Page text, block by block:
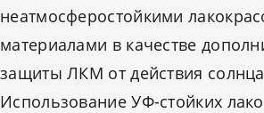
неатмосферостойкими
материалами в качестве
защиты ЛКМ от действия
Использование УФ-стойких